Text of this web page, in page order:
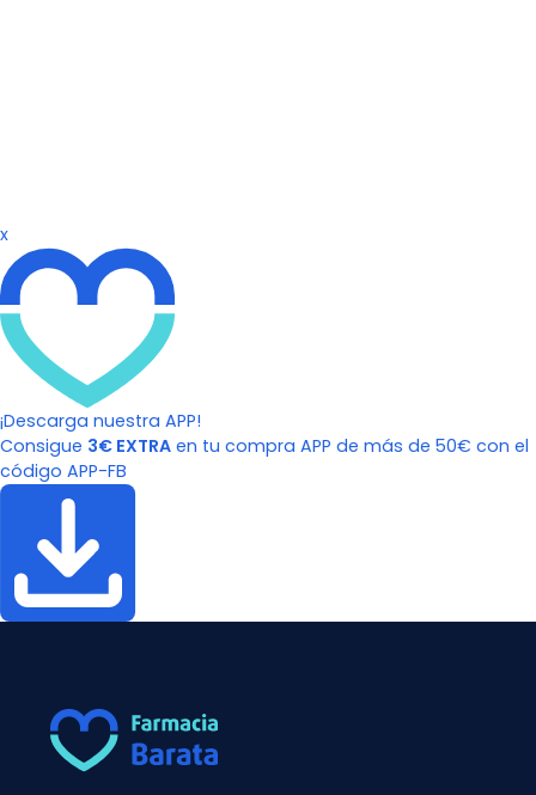
x
¡Descarga nuestra APP!
Consigue 3€ EXTRA en tu compra APP de más de 50€ con el
código APP-FB